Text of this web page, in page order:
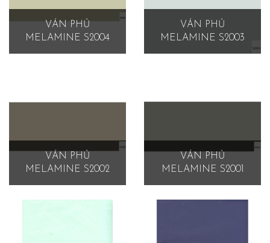
VÁN PHỦ
MELAMINE S2004
VÁN PHỦ
MELAMINE S2003
VÁN PHỦ
MELAMINE S2002
VÁN PHỦ
MELAMINE S2001